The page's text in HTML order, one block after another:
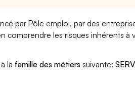
par Pôle emploi, par des
comprendre les risques inhérents à
la famille des métiers suivante: